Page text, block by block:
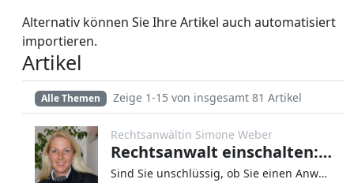
Alternativ können Sie Ihre Artikel auch automatisiert
importieren.
Artikel
Alle Themen Zeige 1-15 von insgesamt 81 Artikel
Rechtsanwältin Simone Weber
Rechtsanwalt einschalten: Ja oder Nein? Acht Punkte zur Entscheidungsfindung.
Sind Sie unschlüssig, ob Sie einen Anwalt einschalten sollen? Acht Punkte, die Ihnen bei der Entscheidung helfen. Waren